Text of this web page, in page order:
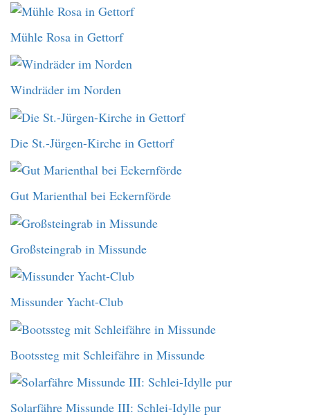
Mühle Rosa in Gettorf
Windräder im Norden
Die St.-Jürgen-Kirche in Gettorf
Gut Marienthal bei Eckernförde
Großsteingrab in Missunde
Missunder Yacht-Club
Bootssteg mit Schleifähre in Missunde
Solarfähre Missunde III: Schlei-Idylle pur